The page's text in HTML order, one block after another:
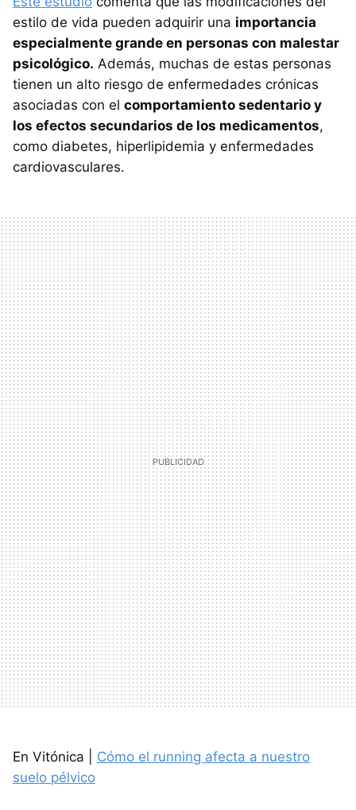
estilo de vida pueden adquirir una importancia
especialmente grande en personas con malestar
psicológico. Además, muchas de estas personas
tienen un alto riesgo de enfermedades crónicas
asociadas con el comportamiento sedentario y
los efectos secundarios de los medicamentos,
como diabetes, hiperlipidemia y enfermedades
cardiovasculares.
En Vitónica | Cómo el running afecta a nuestro
suelo pélvico